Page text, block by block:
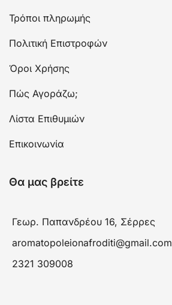
Τρόποι πληρωμής
Πολιτική Επιστροφών
Όροι Χρήσης
Πώς Αγοράζω;
Λίστα Επιθυμιών
Επικοινωνία
Θα μας βρείτε
Γεωρ. Παπανδρέου 16, Σέρρες
aromatopoleionafroditi@gmail.com
2321 309008